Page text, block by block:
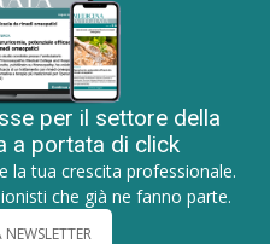
per il settore della
a portata di click
la tua crescita professionale.
che già ne fanno parte.